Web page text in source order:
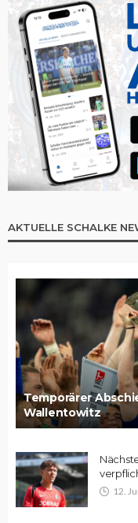
AKTUELLE SCHALKE
Temporärer
Wallentowitz
12.